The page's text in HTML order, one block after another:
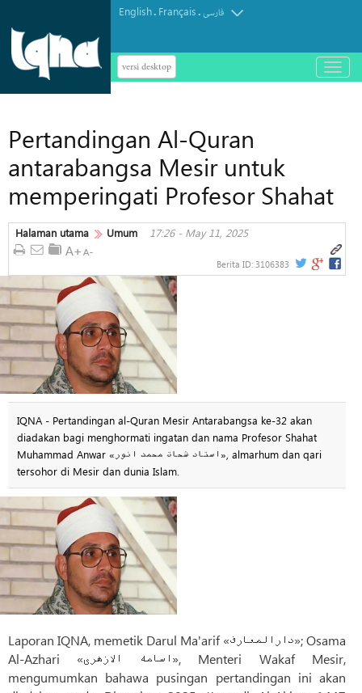
English. Français.فارسی
versi desktop
باز
و
Pertandingan Al-Quran
antarabangsa Mesir untuk
memperingati Profesor Shahat
Halaman utama Umum 17:26 - May 11, 2025
Berita ID: 3106383
IQNA - Pertandingan al-Quran Mesir Antarabangsa ke-32 akan
diadakan bagi menghormati ingatan dan nama Profesor Shahat
Muhammad Anwar «استاد شحات محمد انور», almarhum dan qari
tersohor di Mesir dan dunia Islam.
Laporan IQNA, memetik Darul Ma'arif «دارالمعارف»; Osama
Al-Azhari «اسامه الازهری», Menteri Wakaf Mesir,
mengumumkan bahawa pusingan pertandingan ini akan